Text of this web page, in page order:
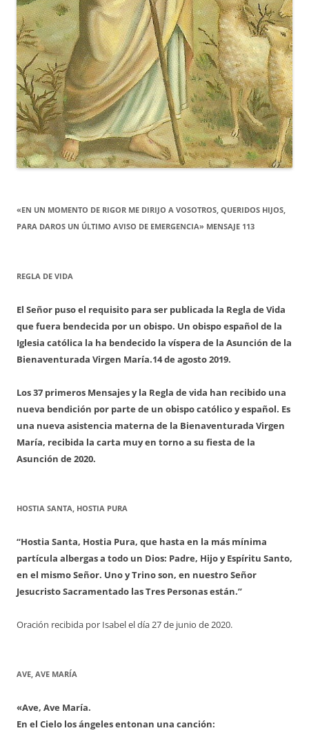
«EN UN MOMENTO DE RIGOR ME DIRIJO A VOSOTROS, QUERIDOS HIJOS,
PARA DAROS UN ÚLTIMO AVISO DE EMERGENCIA» MENSAJE 113
REGLA DE VIDA
El Señor puso el requisito para ser publicada la Regla de Vida
que fuera bendecida por un obispo. Un obispo español de la
Iglesia católica la ha bendecido la víspera de la Asunción de la
Bienaventurada Virgen María.14 de agosto 2019.
Los 37 primeros Mensajes y la Regla de vida han recibido una
nueva bendición por parte de un obispo católico y español. Es
una nueva asistencia materna de la Bienaventurada Virgen
María, recibida la carta muy en torno a su fiesta de la
Asunción de 2020.
HOSTIA SANTA, HOSTIA PURA
“Hostia Santa, Hostia Pura, que hasta en la más mínima
partícula albergas a todo un Dios: Padre, Hijo y Espíritu Santo,
en el mismo Señor. Uno y Trino son, en nuestro Señor
Jesucristo Sacramentado las Tres Personas están.”
Oración recibida por Isabel el día 27 de junio de 2020.
AVE, AVE MARÍA
«Ave, Ave María.
En el Cielo los ángeles entonan una canción: